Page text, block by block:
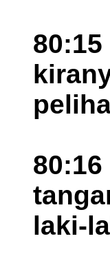
laki-